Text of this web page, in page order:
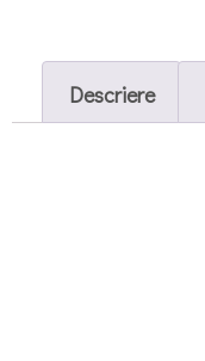
Descriere